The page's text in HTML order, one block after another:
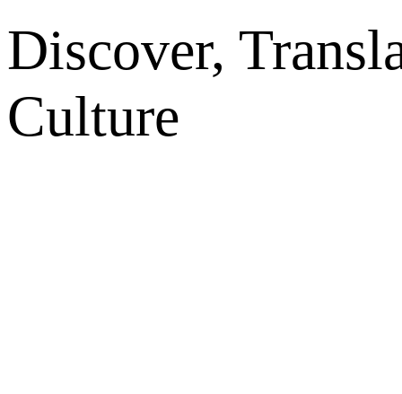
Discover,
Culture